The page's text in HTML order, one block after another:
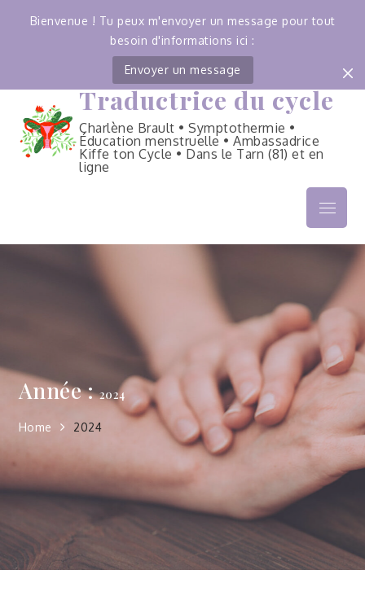
Bienvenue ! Tu peux m'envoyer un message pour tout
besoin d'informations ici :
Envoyer un message
content
Traductrice du cycle
Charlène Brault • Symptothermie •
Éducation menstruelle • Ambassadrice
Kiffe ton Cycle • Dans le Tarn (81) et en
ligne
Menu
Année :2024
Home 2024